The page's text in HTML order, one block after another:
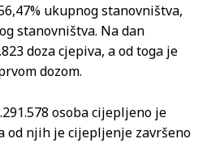
ukupnog stanovništva,
stanovništva. Na dan
doza cjepiva, a od toga je
dozom.
osoba cijepljeno je
od njih je cijepljenje završeno